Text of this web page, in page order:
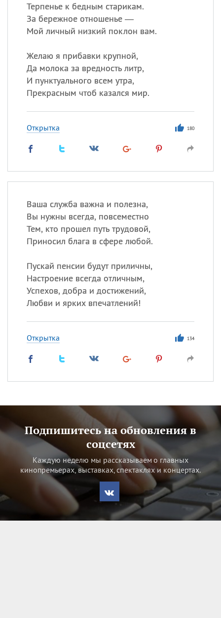
Терпенье к бедным старикам.
За бережное отношенье —
Мой личный низкий поклон вам.
Желаю я прибавки крупной,
Да молока за вредность литр,
И пунктуального всем утра,
Прекрасным чтоб казался мир.
Открытка 180
Ваша служба важна и полезна,
Вы нужны всегда, повсеместно
Тем, кто прошел путь трудовой,
Приносил блага в сфере любой.
Пускай пенсии будут приличны,
Настроение всегда отличным,
Успехов, добра и достижений,
Любви и ярких впечатлений!
Открытка 134
Подпишитесь на обновления в
соцсетях
Каждую неделю мы рассказываем о главных
кинопремьерах, выставках, спектаклях и концертах.